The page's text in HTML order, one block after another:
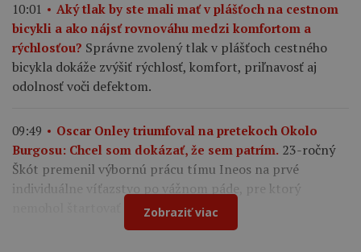
10:01
Aký tlak by ste mali mať v plášťoch na cestnom
bicykli a ako nájsť rovnováhu medzi komfortom a
rýchlosťou? Správne zvolený tlak v plášťoch cestného
bicykla dokáže zvýšiť rýchlosť, komfort, priľnavosť aj
odolnosť voči defektom.
09:49
Oscar Onley triumfoval na pretekoch Okolo
Burgosu: Chcel som dokázať, že sem patrím. 23-ročný
Škót premenil výbornú prácu tímu Ineos na prvé
individuálne víťazstvo po vážnom páde, pre ktorý
nemohol štartovať na Tour de France.
Zobraziť viac